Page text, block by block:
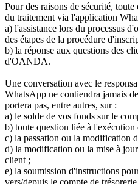
Pour des raisons de sécurité,
du traitement via l'application
a) l'assistance lors du processus
des étapes de la procédure
b) la réponse aux questions des
d'OANDA.
Une conversation avec le
WhatsApp ne contiendra jamais
portera pas, entre autres, sur :
a) le solde de vos fonds sur le
b) toute question liée à l'exécution
c) la passation ou la modification
d) la modification ou la mise à
client ;
e) la soumission d'instructions
vers/depuis le compte de trésorerie.